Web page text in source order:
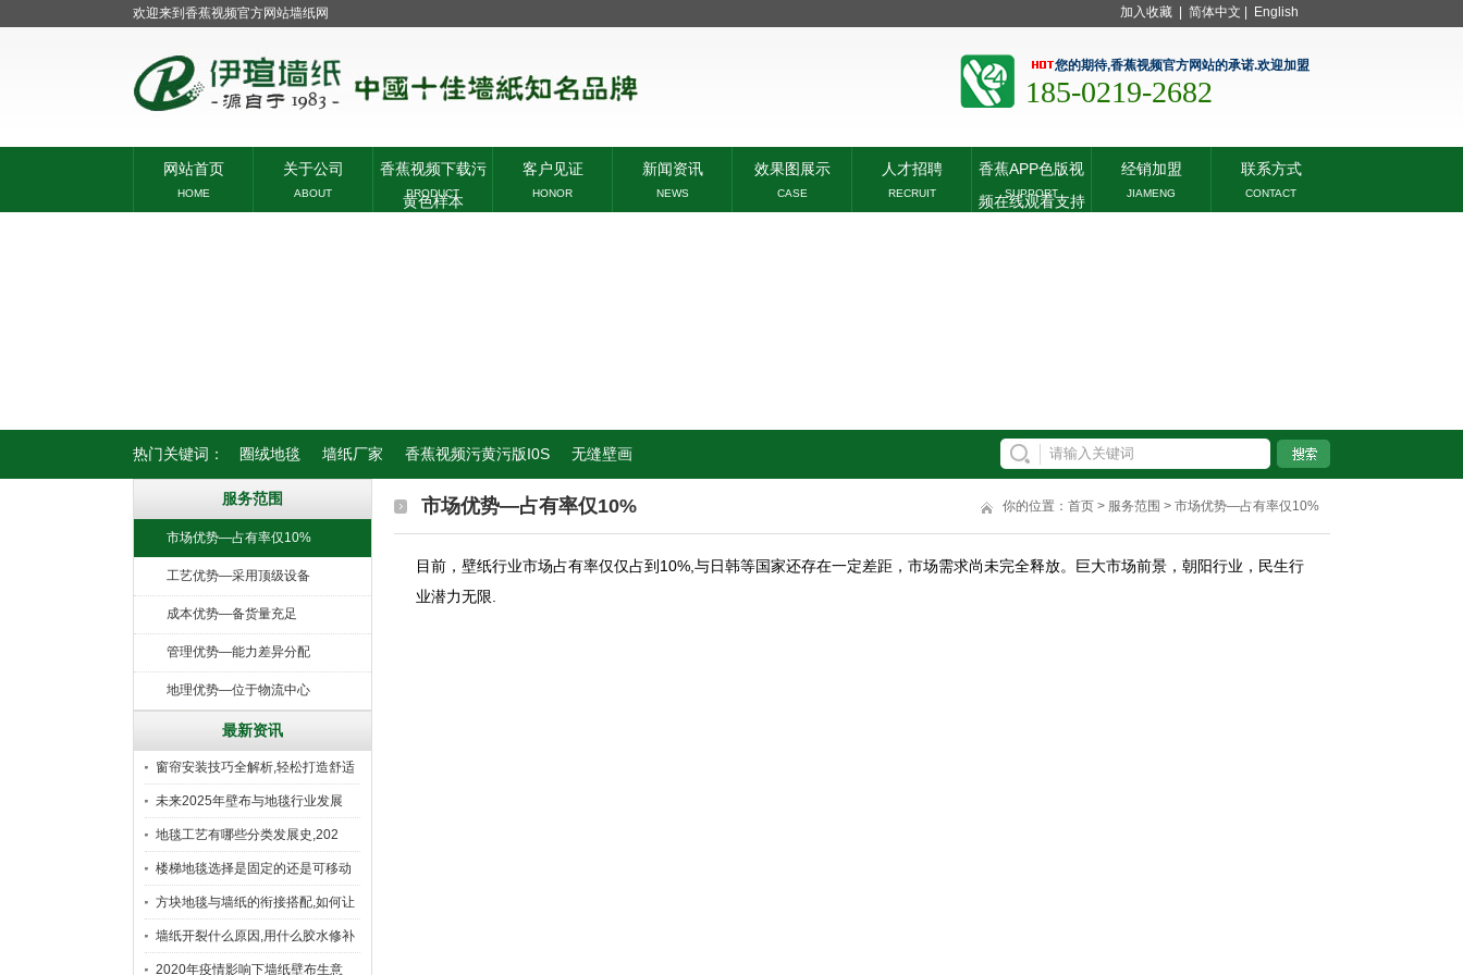
欢迎来到香蕉视频官方网站墙纸网 加入收藏 简体中文 English
您的期待,香蕉视频官方网站的承诺.欢迎加盟
185-0219-2682
网站首页
HOME
关于公司
ABOUT
香蕉视频下载污
黄色样本
PRODUCT
客户见证
HONOR
新闻资讯
NEWS
效果图展示
CASE
人才招聘
RECRUIT
香蕉APP色版视
频在线观看支持
SUPPORT
经销加盟
JIAMENG
联系方式
CONTACT
热门关键词： 圈绒地毯 墙纸厂家 香蕉视频污黄污版I0S 无缝壁画
服务范围
市场优势—占有率仅10%
工艺优势—采用顶级设备
成本优势—备货量充足
管理优势—能力差异分配
地理优势—位于物流中心
最新资讯
窗帘安装技巧全解析,轻松打造舒适
未来2025年壁布与地毯行业发展
地毯工艺有哪些分类发展史,202
楼梯地毯选择是固定的还是可移动
好
方块地毯与墙纸的衔接搭配,如何让
墙纸开裂什么原因,用什么胶水修补
2020年疫情影响下墙纸壁布生意
市场优势—占有率仅10% 你的位置： 首页 > 服务范围 > 市场优势—占有率仅10%
目前，壁纸行业市场占有率仅仅占到10%,与日韩等国家还存在一定差距，市场需求尚未完全释放。巨大市场前景，朝阳行业，民生行
业潜力无限.